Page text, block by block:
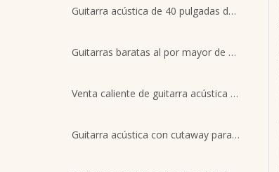
Guitarra acústica de 40 pulgadas de instrumentos musicales al por mayor de fábrica de China
Guitarras baratas al por mayor de 6 cuerdas Guitarras de 36 ''
Venta caliente de guitarra acústica de 40 pulgadas para la práctica de principiantes
Guitarra acústica con cutaway para estudiantes avanzados de 40'